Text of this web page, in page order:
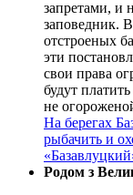
запретами, и
заповедник.
отстроеных
эти
свои права
будут
не
На берегах
рыбачить и
Родом з